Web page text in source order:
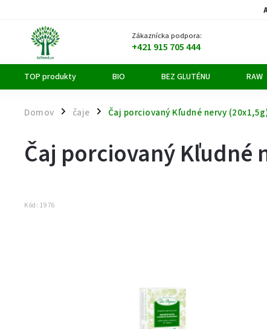
Zákaznícka podpora:
+421 915 705 444
TOP produkty BIO BEZ GLUTÉNU RAW
Domov / čaje / Čaj porciovaný Kľudné nervy
Čaj porciovaný Kľudné
Kód: 1976